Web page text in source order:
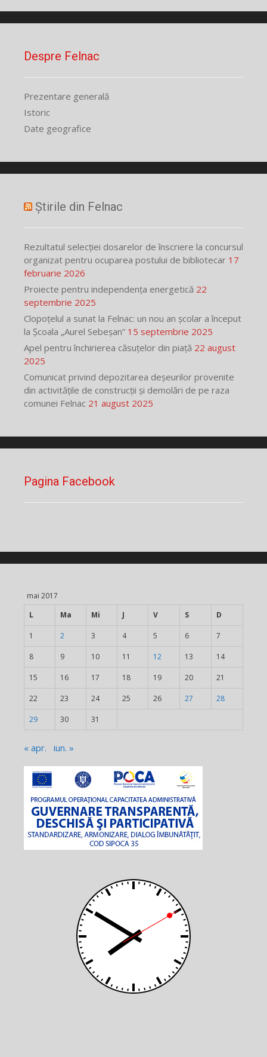
Despre Felnac
Prezentare generală
Istoric
Date geografice
Știrile din Felnac
Rezultatul selecției dosarelor de înscriere la concursul
organizat pentru ocuparea postului de bibliotecar 17
februarie 2026
Proiecte pentru independența energetică 22
septembrie 2025
Clopoțelul a sunat la Felnac: un nou an școlar a început
la Școala „Aurel Sebeșan” 15 septembrie 2025
Apel pentru închirierea căsuțelor din piață 22 august
2025
Comunicat privind depozitarea deșeurilor provenite
din activitățile de construcții și demolări de pe raza
comunei Felnac 21 august 2025
Pagina Facebook
mai 2017
L
Ma Mi J V S D
1 2 3 4 5 6 7
8 9 10 11 12 13 14
15 16 17 18 19 20 21
22 23 24 25 26 27 28
29 30 31
« apr. iun. »